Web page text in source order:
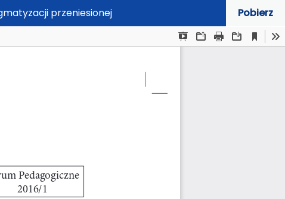
przeniesionej Pobierz